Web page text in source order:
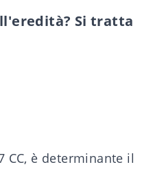
Si tratta
CC, è determinante il